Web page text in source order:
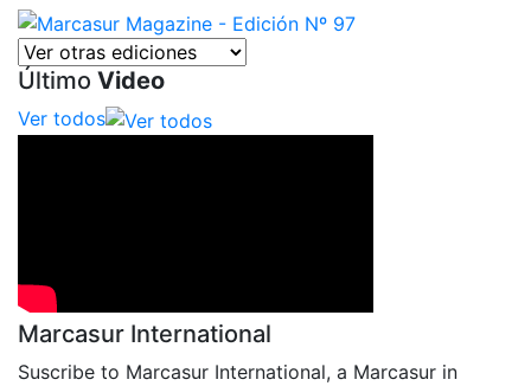
Último Video
Ver todos
Marcasur International
Suscribe to Marcasur International, a Marcasur in